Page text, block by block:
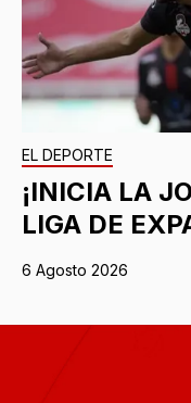
EL DEPORTE
¡INICIA LA
LIGA DE
6 Agosto 2026